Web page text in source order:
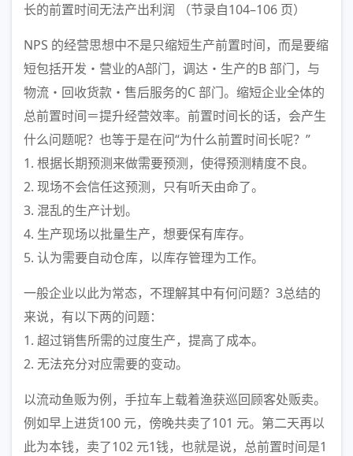
长的前置时间无法产出利润 （节录自104–106 页）
NPS 的经营思想中不是只缩短生产前置时间，而是要缩
短包括开发・营业的A部门，调达・生产的B 部门，与
物流・回收货款・售后服务的C 部门。缩短企业全体的
总前置时间＝提升经营效率。前置时间长的话，会产生
什么问题呢？也等于是在问“为什么前置时间长呢？”
1. 根据长期预测来做需要预测，使得预测精度不良。
2. 现场不会信任这预测，只有听天由命了。
3. 混乱的生产计划。
4. 生产现场以批量生产，想要保有库存。
5. 认为需要自动仓库，以库存管理为工作。
一般企业以此为常态，不理解其中有何问题？3总结的
来说，有以下两的问题：
1. 超过销售所需的过度生产，提高了成本。
2. 无法充分对应需要的变动。
以流动鱼贩为例，手拉车上载着渔获巡回顾客处贩卖。
例如早上进货100 元，傍晚共卖了101 元。第二天再以
此为本钱，卖了102 元1钱，也就是说，总前置时间是1